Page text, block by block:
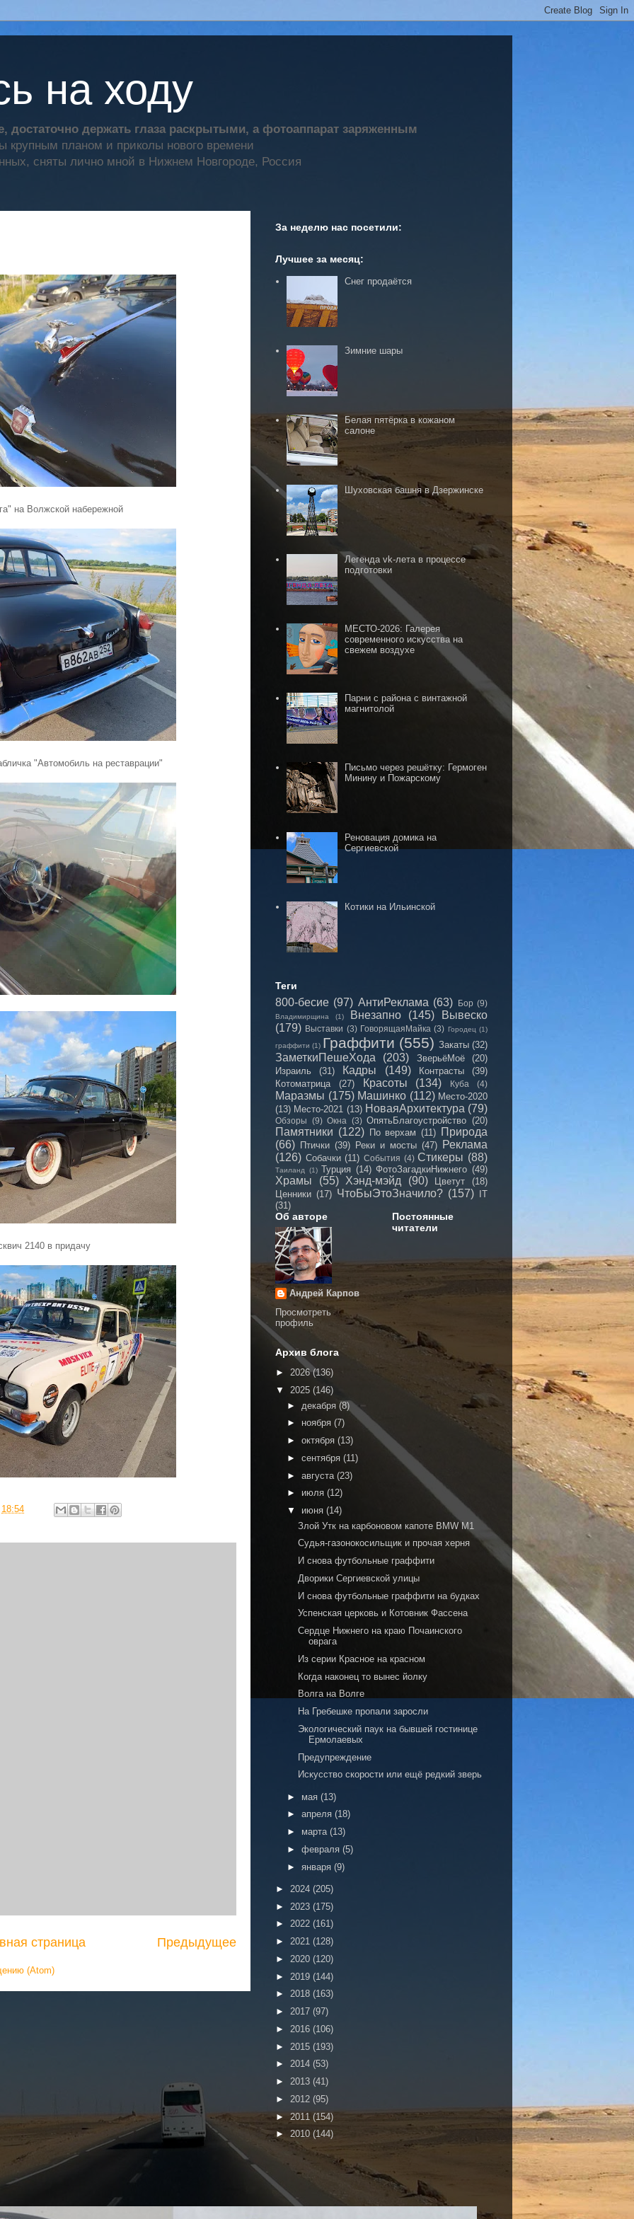
на ходу
достаточно держать глаза раскрытыми, а фотоаппарат заряженным
крупным планом и приколы нового времени
сняты лично мной в Нижнем Новгороде, Россия
на Волжской набережной
"Автомобиль на реставрации"
2140 в придачу
18:54
Предыдущее
страница
(Atom)
За неделю нас посетили:
Лучшее за месяц:
Снег продаётся
Зимние шары
Белая пятёрка в кожаном
салоне
Шуховская башня в Дзержинске
Легенда vk-лета в процессе
подготовки
МЕСТО-2026: Галерея
современного искусства на
свежем воздухе
Парни с района с винтажной
магнитолой
Письмо через решётку: Гермоген
Минину и Пожарскому
Реновация домика на
Сергиевской
Котики на Ильинской
Теги
800-бесие (97) АнтиРеклама (63) Бор (9)
Владимирщина (1) Внезапно (145)
Вывеско
(179) Выставки (3) ГоворящаяМайка (3) Городец (1)
граффити (1) Граффити (555) Закаты (32)
ЗаметкиПешеХода (203) ЗверьёМоё
(20)
Израиль
(31) Кадры (149) Контрасты
(39)
Котоматрица
(27) Красоты (134) Куба (4)
Маразмы (175) Машинко (112) Место-2020
(13) Место-2021 (13) НоваяАрхитектура (79)
Обзоры (9) Окна (3) ОпятьБлагоустройство (20)
Памятники (122) По верхам (11) Природа
(66) Птички (39) Реки и мосты (47) Реклама
(126) Собачки (11) События (4) Стикеры (88)
Таиланд (1) Турция (14) ФотоЗагадкиНижнего (49)
Храмы (55) Хэнд-мэйд (90) Цветут
(18)
Ценники (17) ЧтоБыЭтоЗначило? (157)
IT
(31)
Об авторе
Андрей Карпов
Просмотреть
профиль
Постоянные
читатели
Архив блога
► 2026(136)
▼ 2025 (146)
► декабря (8)
► ноября (7)
► октября (13)
► сентября (11)
► августа (23)
► июля (12)
▼ июня (14)
Злой Утк на карбоновом капоте BMW M1
Судья-газонокосильщик и прочая херня
И снова футбольные граффити
Дворики Сергиевской улицы
И снова футбольные граффити на будках
Успенская церковь и Котовник Фассена
Сердце Нижнего на краю Почаинского
оврага
Из серии Красное на красном
Когда наконец то вынес йолку
Волга на Волге
На Гребешке пропали заросли
Экологический паук на бывшей гостинице
Ермолаевых
Предупреждение
Искусство скорости или ещё редкий зверь
► мая (13)
► апреля (18)
► марта (13)
► февраля (5)
► января (9)
► 2024 (205)
► 2023 (175)
► 2022 (161)
► 2021 (128)
► 2020 (120)
► 2019 (144)
► 2018 (163)
► 2017 (97)
► 2016 (106)
► 2015 (193)
► 2014 (53)
► 2013 (41)
► 2012 (95)
► 2011 (154)
► 2010 (144)